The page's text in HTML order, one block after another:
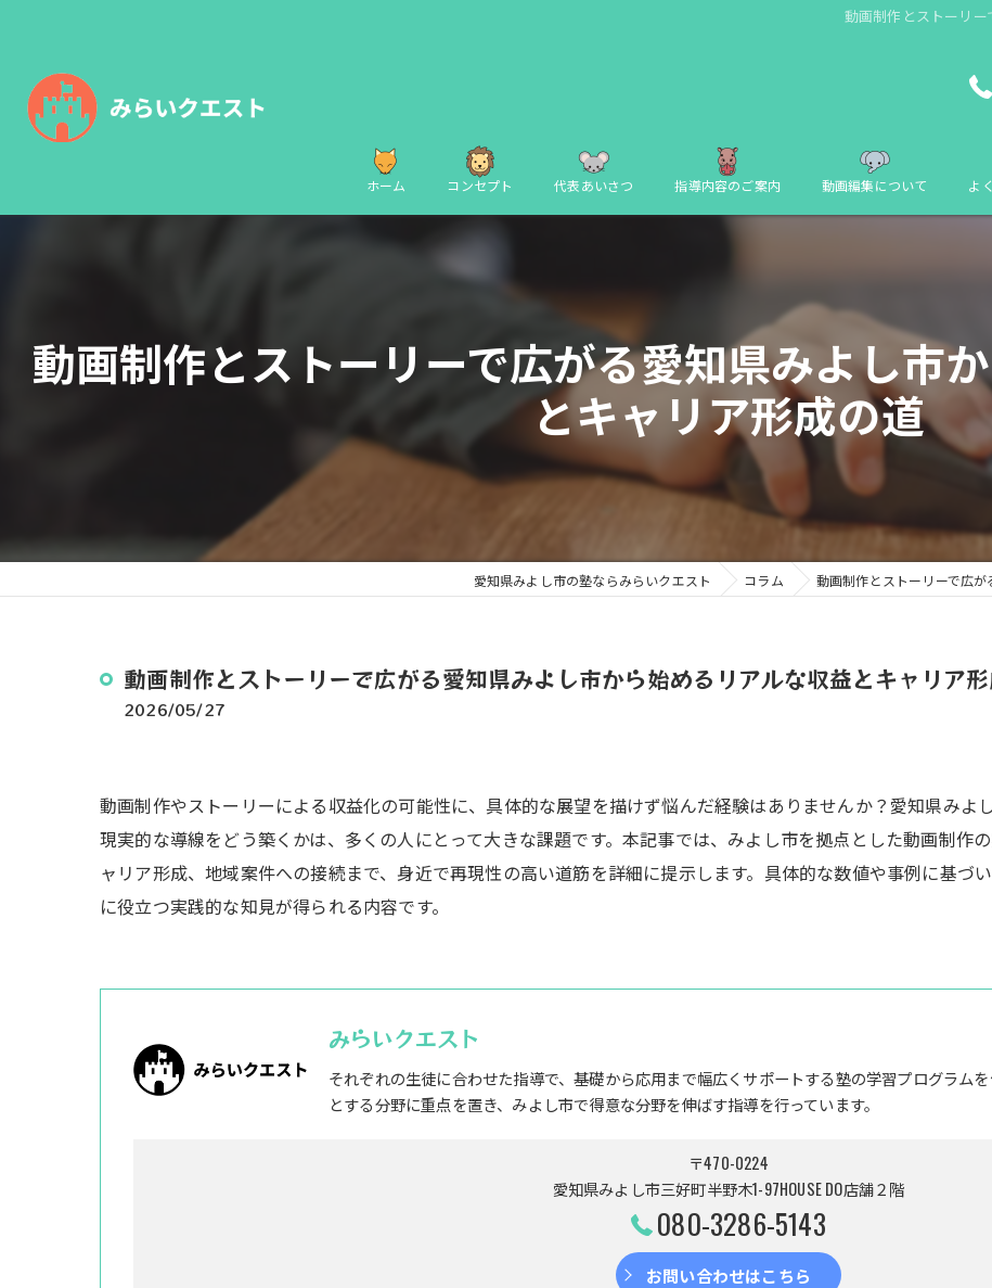
動画制作とストーリ
ホーム コンセプト 代表あいさつ 指導内容のご案内 動画編集について よ
動画制作とストーリーで広がる愛知県みよし市
とキャリア形成の道
愛知県みよし市の塾ならみらいクエスト コラム 動画制作とストーリーで広
動画制作とストーリーで広がる愛知県みよし市から始めるリアルな収益とキャリア
2026/05/27
動画制作やストーリーによる収益化の可能性に、具体的な展望を描けず悩んだ経験はありませんか？愛知県みよ
現実的な導線をどう築くかは、多くの人にとって大きな課題です。本記事では、みよし市を拠点とした動画制作
ャリア形成、地域案件への接続まで、身近で再現性の高い道筋を詳細に提示します。具体的な数値や事例に基づ
に役立つ実践的な知見が得られる内容です。
みらいクエスト
それぞれの生徒に合わせた指導で、基礎から応用まで幅広くサポートする塾の学習プログラム
とする分野に重点を置き、みよし市で得意な分野を伸ばす指導を行っています。
〒470-0224
愛知県みよし市三好町半野木1-97HOUSE DO店舗２階
080-3286-5143
お問い合わせはこちら